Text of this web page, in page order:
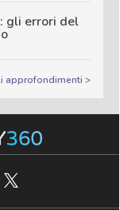
gli errori del
approfondimenti >